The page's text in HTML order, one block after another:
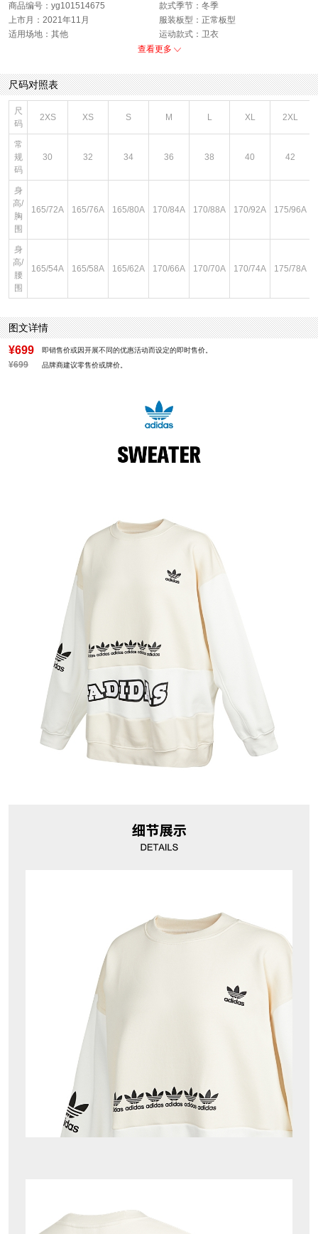
商品编号：yg101514675
款式季节：冬季
上市月：2021年11月
服装板型：正常板型
适用场地：其他
运动款式：卫衣
销售季：21Q4
服饰类别：上装
面料材质：聚酯纤维,棉
服细款：套头无帽卫衣
领型：圆领
色系：米色
查看更多
尺码对照表
尺
码
2XS XS S M L XL 2XL
常
规
码
30 32 34 36 38 40 42
身
高/
胸
围
165/72A 165/76A 165/80A 170/84A 170/88A 170/92A 175/96A
身
高/
腰
围
165/54A 165/58A 165/62A 170/66A 170/70A 170/74A 175/78A
图文详情
¥699 即销售价或因开展不同的优惠活动而设定的即时售价。
¥699 品牌商建议零售价或牌价。